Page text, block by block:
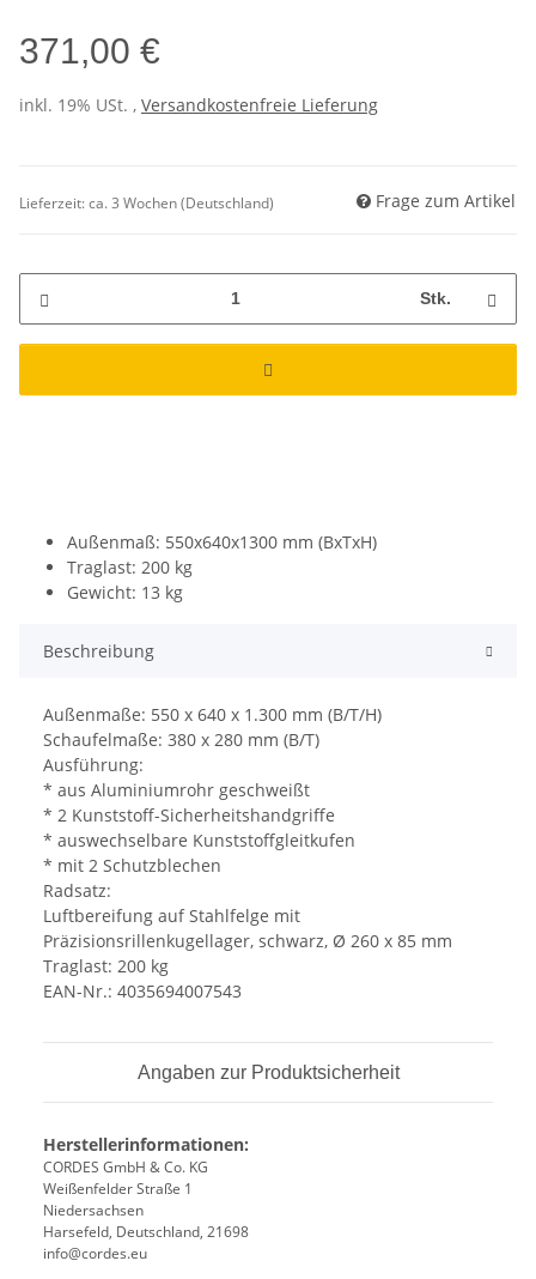
371,00 €
inkl. 19% USt. , Versandkostenfreie Lieferung
Lieferzeit:ca. 3 Wochen(Deutschland) Frage zum Artikel
Stk.
Außenmaß: 550x640x1300 mm (BxTxH)
Traglast: 200 kg
Gewicht: 13 kg
Beschreibung
Außenmaße: 550 x 640 x 1.300 mm (B/T/H)
Schaufelmaße: 380 x 280 mm (B/T)
Ausführung:
* aus Aluminiumrohr geschweißt
* 2 Kunststoff-Sicherheitshandgriffe
* auswechselbare Kunststoffgleitkufen
* mit 2 Schutzblechen
Radsatz:
Luftbereifung auf Stahlfelge mit
Präzisionsrillenkugellager, schwarz, Ø 260 x 85 mm
Traglast: 200 kg
EAN-Nr.: 4035694007543
Angaben zur Produktsicherheit
Herstellerinformationen:
CORDES GmbH & Co. KG
Weißenfelder Straße 1
Niedersachsen
Harsefeld, Deutschland, 21698
info@cordes.eu